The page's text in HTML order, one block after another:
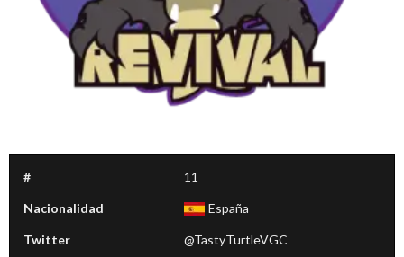
# 11
Nacionalidad España
Twitter @TastyTurtleVGC